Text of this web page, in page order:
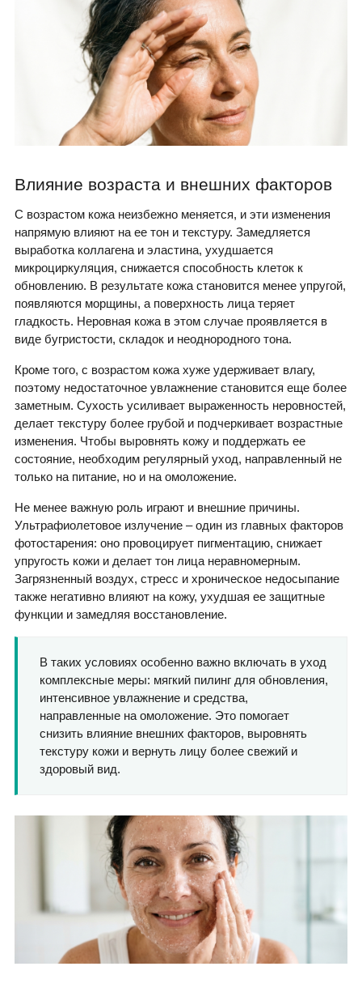
Влияние возраста и внешних факторов
С возрастом кожа неизбежно меняется, и эти изменения
напрямую влияют на ее тон и текстуру. Замедляется
выработка коллагена и эластина, ухудшается
микроциркуляция, снижается способность клеток к
обновлению. В результате кожа становится менее упругой,
появляются морщины, а поверхность лица теряет
гладкость. Неровная кожа в этом случае проявляется в
виде бугристости, складок и неоднородного тона.
Кроме того, с возрастом кожа хуже удерживает влагу,
поэтому недостаточное увлажнение становится еще более
заметным. Сухость усиливает выраженность неровностей,
делает текстуру более грубой и подчеркивает возрастные
изменения. Чтобы выровнять кожу и поддержать ее
состояние, необходим регулярный уход, направленный не
только на питание, но и на омоложение.
Не менее важную роль играют и внешние причины.
Ультрафиолетовое излучение – один из главных факторов
фотостарения: оно провоцирует пигментацию, снижает
упругость кожи и делает тон лица неравномерным.
Загрязненный воздух, стресс и хроническое недосыпание
также негативно влияют на кожу, ухудшая ее защитные
функции и замедляя восстановление.
В таких условиях особенно важно включать в уход
комплексные меры: мягкий пилинг для обновления,
интенсивное увлажнение и средства,
направленные на омоложение. Это помогает
снизить влияние внешних факторов, выровнять
текстуру кожи и вернуть лицу более свежий и
здоровый вид.